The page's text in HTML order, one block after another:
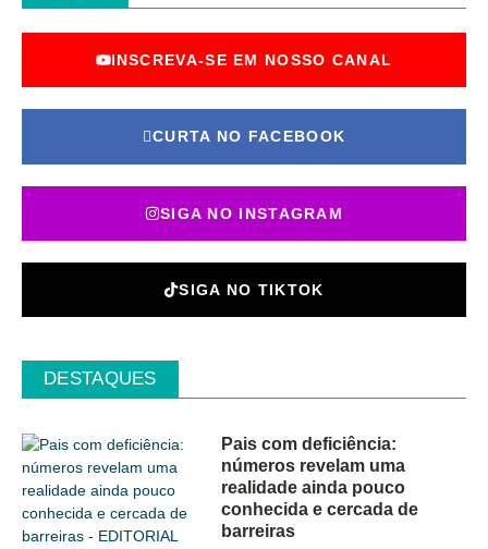
INSCREVA-SE EM NOSSO CANAL
CURTA NO FACEBOOK
SIGA NO INSTAGRAM
SIGA NO TIKTOK
DESTAQUES
Pais com deficiência:
números revelam uma
realidade ainda pouco
conhecida e cercada de
barreiras